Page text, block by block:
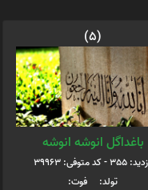
(5)
باغداگل انوشه انوشه
355 - کد متوفی: 39963
تولد: فوت: